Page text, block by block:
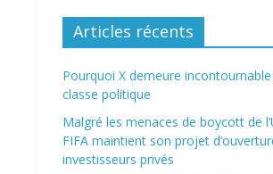
Articles récents
Pourquoi X demeure
classe politique
Malgré les menaces de boycott de
FIFA maintient son projet
investisseurs privés